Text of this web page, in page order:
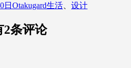
日 作
Otakugard分
生活 设计
2条评论